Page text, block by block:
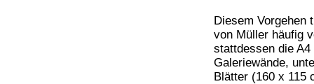
Diesem Vorgehen
von Müller häufig
stattdessen die
Galeriewände,
Blätter (160 x 115